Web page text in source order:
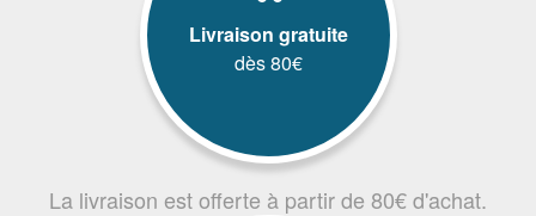
Livraison gratuite
dès 80€
La livraison est offerte à partir de 80€ d'achat.